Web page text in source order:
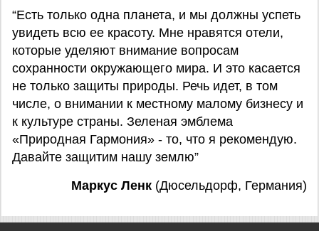
“Есть только одна планета, и мы должны успеть
увидеть всю ее красоту. Мне нравятся отели,
которые уделяют внимание вопросам
сохранности окружающего мира. И это касается
не только защиты природы. Речь идет, в том
числе, о внимании к местному малому бизнесу и
к культуре страны. Зеленая эмблема
«Природная Гармония» - то, что я рекомендую.
Давайте защитим нашу землю”
Маркус Ленк (Дюсельдорф, Германия)